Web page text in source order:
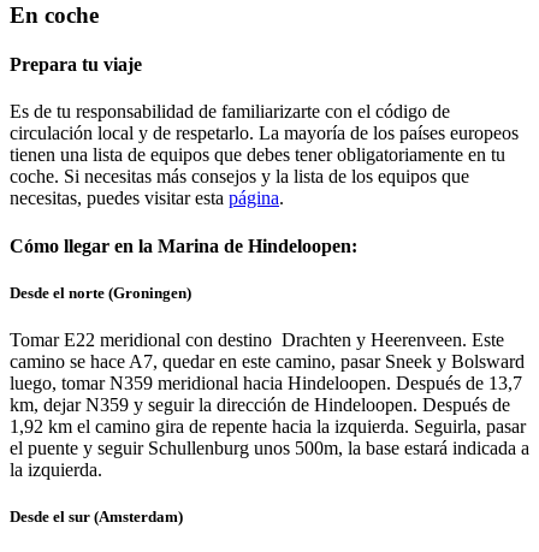
En coche
Prepara tu viaje
Es de tu responsabilidad de familiarizarte con el código de
circulación local y de respetarlo. La mayoría de los países europeos
tienen una lista de equipos que debes tener obligatoriamente en tu
coche. Si necesitas más consejos y la lista de los equipos que
necesitas, puedes visitar esta página.
Cómo llegar en la Marina de Hindeloopen:
Desde el norte (Groningen)
Tomar E22 meridional con destino Drachten y Heerenveen. Este
camino se hace A7, quedar en este camino, pasar Sneek y Bolsward
luego, tomar N359 meridional hacia Hindeloopen. Después de 13,7
km, dejar N359 y seguir la dirección de Hindeloopen. Después de
1,92 km el camino gira de repente hacia la izquierda. Seguirla, pasar
el puente y seguir Schullenburg unos 500m, la base estará indicada a
la izquierda.
Desde el sur (Amsterdam)